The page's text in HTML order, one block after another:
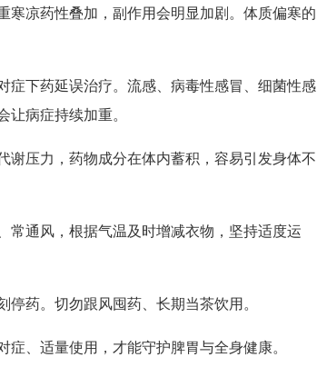
寒凉药性叠加，副作用会明显加剧。体质偏寒的
症下药延误治疗。流感、病毒性感冒、细菌性感
病症持续加重。
谢压力，药物成分在体内蓄积，容易引发身体不
常通风，根据气温及时增减衣物，坚持适度运
药。切勿跟风囤药、长期当茶饮用。
、适量使用，才能守护脾胃与全身健康。